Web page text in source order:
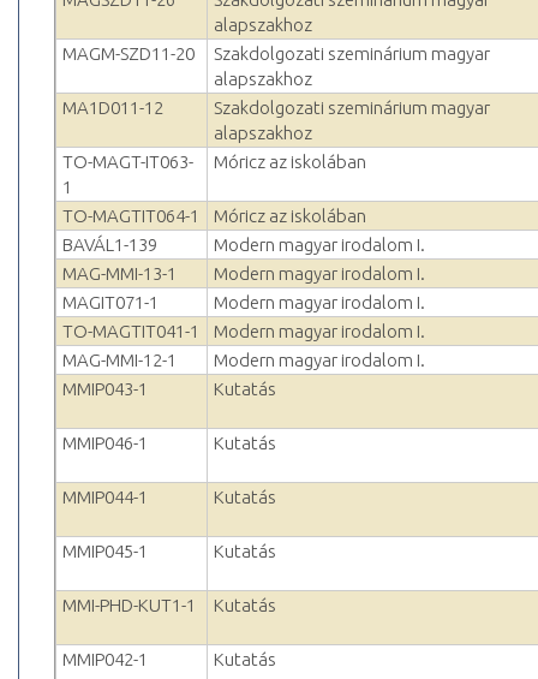
alapszakhoz
MAGM-SZD11-20
Szakdolgozati szeminárium magyar
alapszakhoz
MA1D011-12
Szakdolgozati szeminárium magyar
alapszakhoz
TO-MAGT-IT063-
1
Móricz az iskolában
TO-MAGTIT064-1
Móricz az iskolában
BAVÁL1-139
Modern magyar irodalom I.
MAG-MMI-13-1
Modern magyar irodalom I.
MAGIT071-1
Modern magyar irodalom I.
TO-MAGTIT041-1
Modern magyar irodalom I.
MAG-MMI-12-1
Modern magyar irodalom I.
MMIP043-1
Kutatás
MMIP046-1 Kutatás
MMIP044-1 Kutatás
MMIP045-1 Kutatás
MMI-PHD-KUT1-1 Kutatás
MMIP042-1 Kutatás